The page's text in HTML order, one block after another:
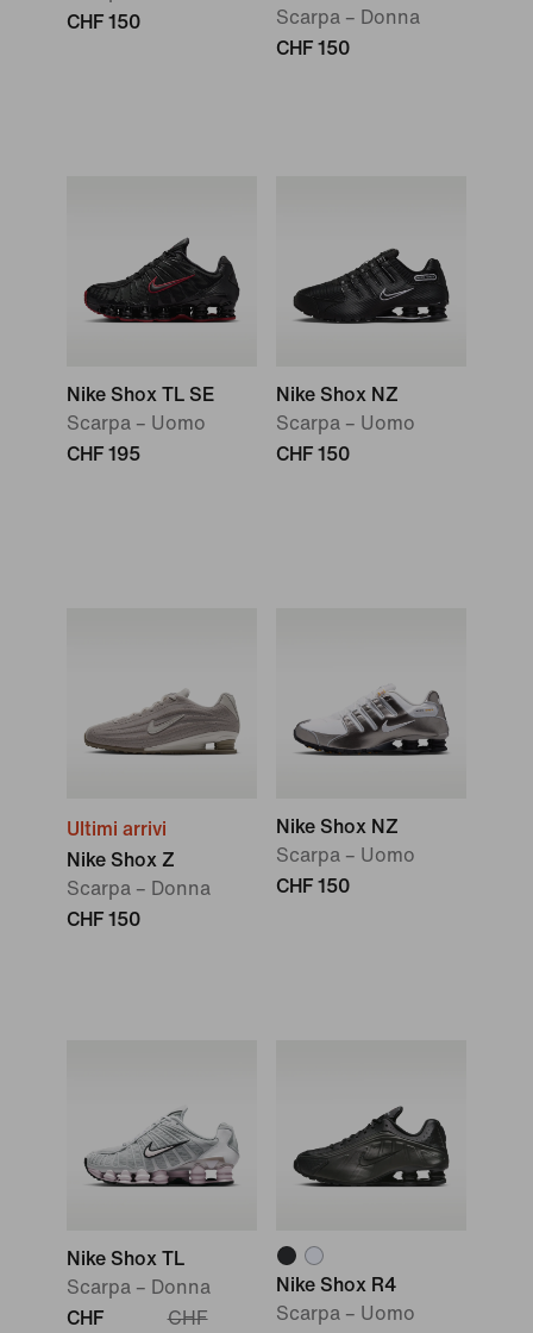
CHF 150
Scarpa – Donna
CHF 150
Nike Shox TL SE
Scarpa – Uomo
CHF 195
Nike Shox NZ
Scarpa – Uomo
CHF 150
Ultimi arrivi
Nike Shox Z
Scarpa – Donna
CHF 150
Nike Shox NZ
Scarpa – Uomo
CHF 150
Nike Shox TL
Scarpa – Donna
CHF
CHF
Nike Shox R4
Scarpa – Uomo